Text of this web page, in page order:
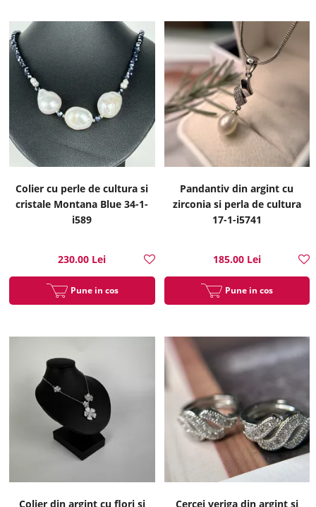
Colier cu perle de cultura si
cristale Montana Blue 34-1-
i589
230.00 Lei
Pune in cos
Pandantiv din argint cu
zirconia si perla de cultura
17-1-i5741
185.00 Lei
Pune in cos
Colier din argint cu flori si Cercei veriga din argint si